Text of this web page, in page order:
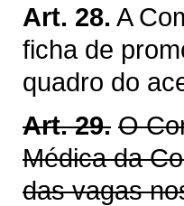
Art. 28. A
ficha de
quadro do
Art. 29. O
Médica da
das vagas